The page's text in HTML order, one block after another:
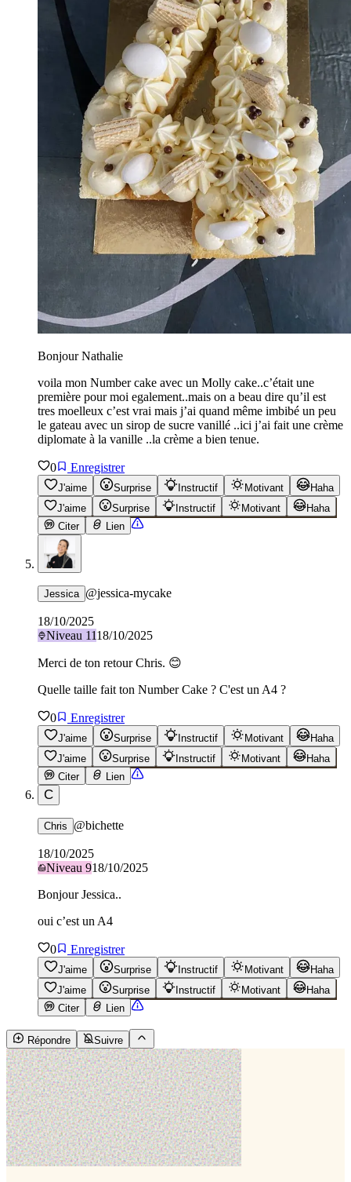
Bonjour Nathalie
voila mon Number cake avec un Molly cake..c’était une
première pour moi egalement..mais on a beau dire qu’il est
tres moelleux c’est vrai mais j’ai quand même imbibé un peu
le gateau avec un sirop de sucre vanillé ..ici j’ai fait une crème
diplomate à la vanille ..la crème a bien tenue.
0 Enregistrer
J'aime Surprise Instructif Motivant
Haha
J'aime
Surprise Instructif Motivant
Haha
Citer
Lien
Jessica @jessica-mycake
18/10/2025
Niveau 1118/10/2025
Merci de ton retour Chris. 😊
Quelle taille fait ton Number Cake ? C'est un A4 ?
0 Enregistrer
J'aime Surprise Instructif Motivant
Haha
J'aime
Surprise Instructif Motivant
Haha
Citer
Lien
C
Chris @bichette
18/10/2025
Niveau 918/10/2025
Bonjour Jessica..
oui c’est un A4
0 Enregistrer
J'aime Surprise Instructif Motivant
Haha
J'aime
Surprise Instructif Motivant
Haha
Citer
Lien
Répondre Suivre